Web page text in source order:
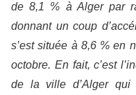
de 8,1 % à Alger par
donnant un coup
s’est située à 8,6 % en
octobre. En fait, c’est
de la ville d’Alger qui